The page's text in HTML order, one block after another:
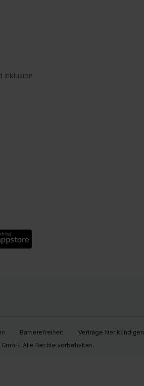
Inklusion
Barrierefreiheit Verträge hier kündigen
Alle Rechte vorbehalten.